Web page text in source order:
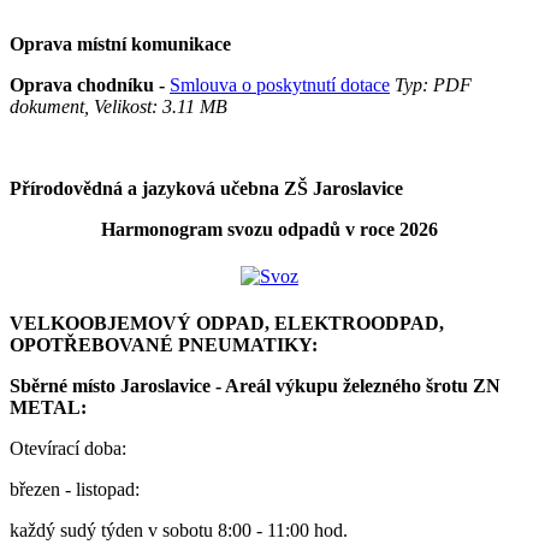
Oprava místní komunikace
Oprava chodníku - Smlouva o poskytnutí dotace Typ: PDF
dokument, Velikost: 3.11 MB
Přírodovědná a jazyková učebna ZŠ Jaroslavice
Harmonogram svozu odpadů v roce 2026
VELKOOBJEMOVÝ ODPAD, ELEKTROODPAD,
OPOTŘEBOVANÉ PNEUMATIKY:
Sběrné místo Jaroslavice - Areál výkupu železného šrotu ZN
METAL:
Otevírací doba:
březen - listopad:
každý sudý týden v sobotu 8:00 - 11:00 hod.